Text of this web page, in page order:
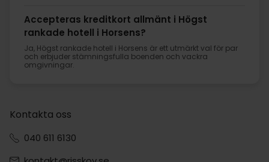
Accepteras kreditkort allmänt i Högst
rankade hotell i Horsens?
Ja, Högst rankade hotell i Horsens är ett utmärkt val för par
och erbjuder stämningsfulla boenden och vackra
omgivningar.
Kontakta oss
040 611 6130